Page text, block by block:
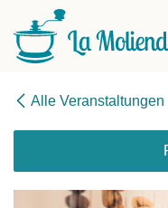
Zum Inhalt springen
Alle Veranstaltungen